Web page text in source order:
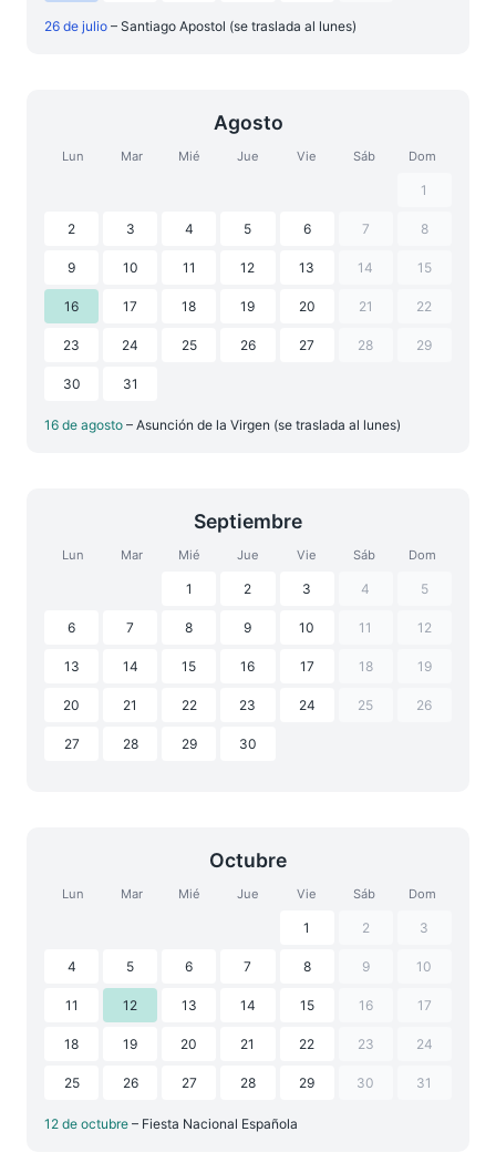
26 de julio – Santiago Apostol (se traslada al lunes)
Agosto
Lun Mar Mié Jue Vie Sáb Dom
1
2 3 4 5 6 7 8
9 10 11 12 13 14 15
16 17 18 19 20 21 22
23 24 25 26 27 28 29
30 31
16 de agosto – Asunción de la Virgen (se traslada al lunes)
Septiembre
Lun Mar Mié Jue Vie Sáb Dom
1 2 3 4 5
6 7 8 9 10 11 12
13 14 15 16 17 18 19
20 21 22 23 24 25 26
27 28 29 30
Octubre
Lun Mar Mié Jue Vie Sáb Dom
1 2 3
4 5 6 7 8 9 10
11 12 13 14 15 16 17
18 19 20 21 22 23 24
25 26 27 28 29 30 31
12 de octubre – Fiesta Nacional Española